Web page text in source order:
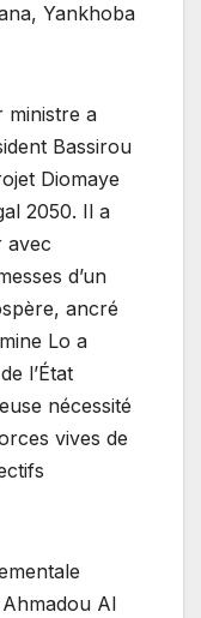
Yankhoba
ministre a
Bassirou
Diomaye
2050. Il a
avec
d’un
ancré
Lo a
l’État
nécessité
vives de
Al